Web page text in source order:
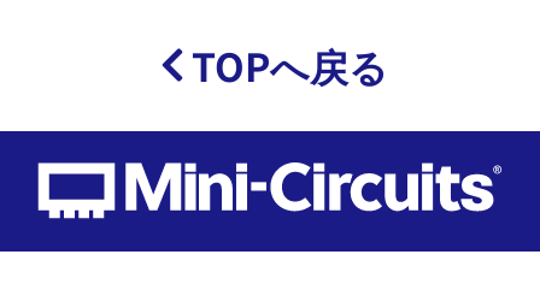
TOPへ戻る